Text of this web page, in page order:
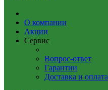
О компании
Акции
Сервис
Вопрос-ответ
Гарантии
Доставка и оплата